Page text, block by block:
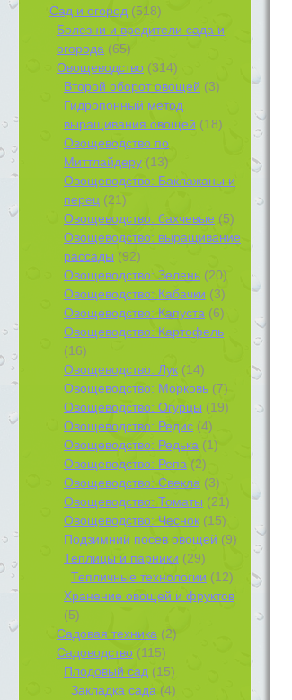
Сад и огород (518)
Болезни и вредители сада и
огорода (65)
Овощеводство (314)
Второй оборот овощей (3)
Гидропонный метод
выращивания овощей (18)
Овощеводство по
Миттлайдеру (13)
Овощеводство: Баклажаны и
перец (21)
Овощеводство: бахчевые (5)
Овощеводство: выращивание
рассады (92)
Овощеводство: Зелень (20)
Овощеводство: Кабачки (3)
Овощеводство: Капуста (6)
Овощеводство: Картофель
(16)
Овощеводство: Лук (14)
Овощеводство: Морковь (7)
Овощеводство: Огурцы (19)
Овощеводство: Редис (4)
Овощеводство: Редька (1)
Овощеводство: Репа (2)
Овощеводство: Свекла (3)
Овощеводство: Томаты (21)
Овощеводство: Чеснок (15)
Подзимний посев овощей (9)
Теплицы и парники (29)
Тепличные технологии (12)
Хранение овощей и фруктов
(5)
Садовая техника (2)
Садоводство (115)
Плодовый сад (15)
Закладка сада (4)